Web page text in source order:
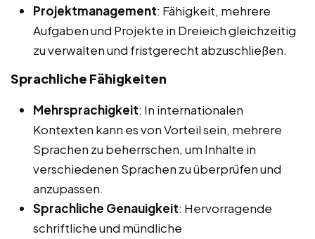
Projektmanagement: Fähigkeit, mehrere
Aufgaben und Projekte in Dreieich gleichzeitig
zu verwalten und fristgerecht abzuschließen.
Sprachliche Fähigkeiten
Mehrsprachigkeit: In internationalen
Kontexten kann es von Vorteil sein, mehrere
Sprachen zu beherrschen, um Inhalte in
verschiedenen Sprachen zu überprüfen und
anzupassen.
Sprachliche Genauigkeit: Hervorragende
schriftliche und mündliche